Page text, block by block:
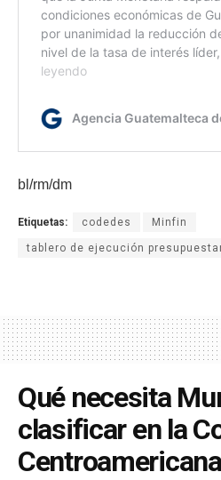
bl/rm/dm
Etiquetas: codedes Minfin
tablero de ejecución
Qué necesita
clasificar en la